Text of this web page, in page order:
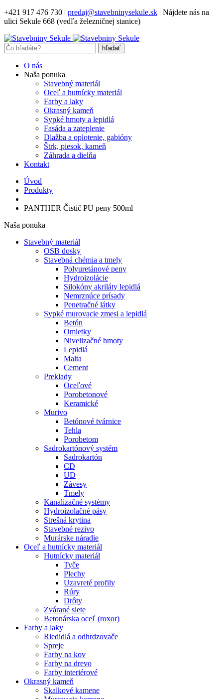
+421 917 476 730 | predaj@stavebninysekule.sk | Nájdete nás na
ulici Sekule 668 (vedľa železničnej stanice)
O nás
Naša ponuka
Stavebný materiál
Oceľ a hutnícky materiál
Farby a laky
Okrasný kameň
Sypké hmoty a lepidlá
Fasáda a zateplenie
Dlažba a oplotenie, gabióny
Štrk, piesok, kameň
Záhrada a dielňa
Kontakt
Úvod
Produkty
PANTHER Čistič PU peny 500ml
Naša ponuka
Stavebný materiál
OSB dosky
Stavebná chémia a tmely
Polyuretánové peny
Hydroizolácie
Silokóny akriláty lepidlá
Nemrznúce prísady
Penetračné látky
Sypké murovacie zmesi a lepidlá
Betón
Omietky
Nivelizačné hmoty
Lepidlá
Malta
Cement
Preklady
Oceľové
Porobetonové
Keramické
Murivo
Betónové tvárnice
Tehla
Porobetom
Sadrokartónový systém
Sadrokartón
CD
UD
Závesy
Tmely
Kanalizačné systémy
Hydroizolačné pásy
Strešná krytina
Stavebné rezivo
Murárske náradie
Oceľ a hutnícky materiál
Hutnícky materiál
Tyče
Plechy
Uzavreté profily
Rúry
Drôty
Zvárané siete
Betonárska oceľ (roxor)
Farby a laky
Riedidlá a odhrdzovače
Spreje
Farby na kov
Farby na drevo
Farby interiérové
Okrasný kameň
Skalkové kamene